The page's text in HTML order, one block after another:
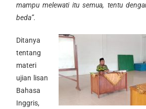
mampu melewati itu semua, tentu
beda”.
Ditanya
tentang
materi
ujian lisan
Bahasa
Inggris,